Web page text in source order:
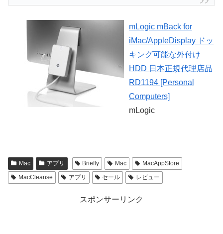
mLogic mBack for
iMac/AppleDisplay ドッ
キング可能な外付け
HDD 日本正規代理店品
RD1194 [Personal
Computers]
mLogic
Mac アプリ Briefly Mac
MacAppStore
MacCleanse
アプリ セール レビュー
スポンサーリンク